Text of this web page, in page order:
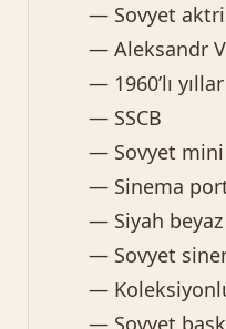
— Sovyet
— Aleksandr
— 1960’lı yıllar
— SSCB
— Sovyet mini
— Sinema
— Siyah
— Sovyet
—
— Sovyet